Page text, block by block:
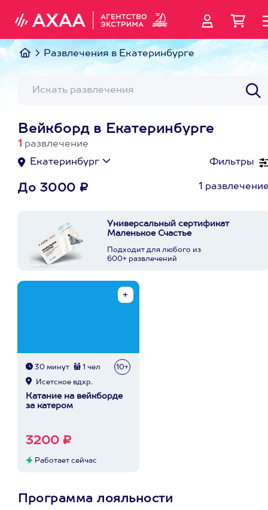
Развлечения в Екатеринбурге
Вейкборд в Екатеринбурге
1 развлечение
Фильтры
Екатеринбург
До 3000 ₽ 1
Универсальный сертификат
Маленькое Счастье
Подходит для любого из
600+ развлечений
30 минут 1 чел 10+
Исетское вдхр.
Катание на вейкборде
за катером
3200 ₽
Работает сейчас
Программа лояльности